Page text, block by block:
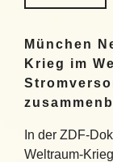
München
Krieg im
In der ZDF-
Weltraum-